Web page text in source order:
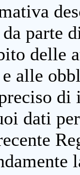
parte
delle
alle
dati